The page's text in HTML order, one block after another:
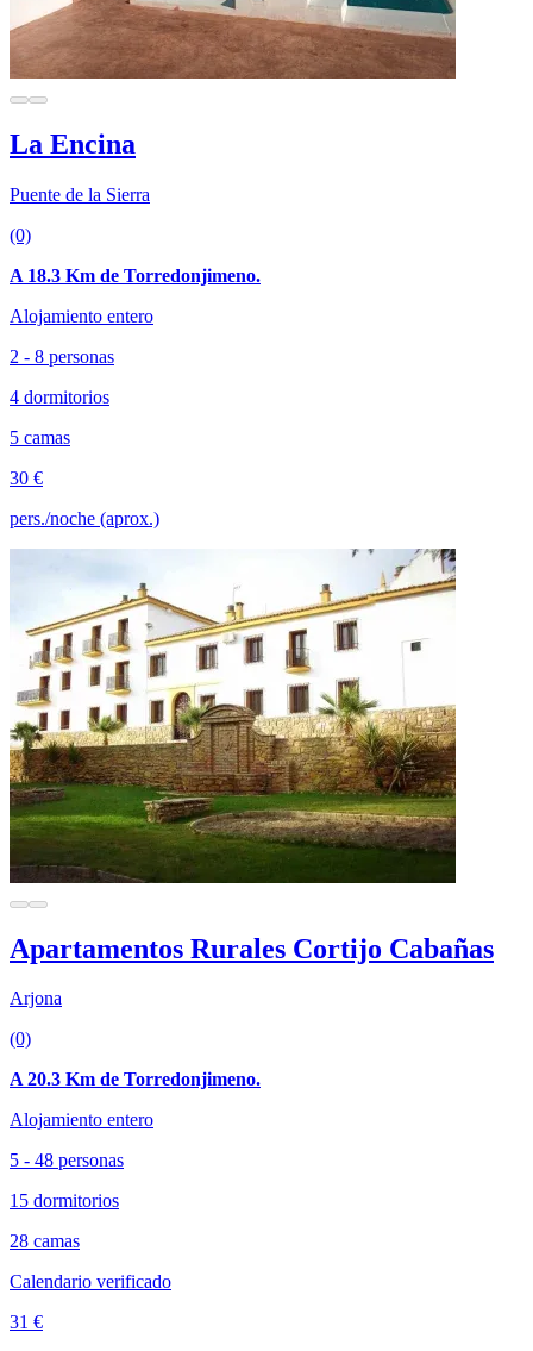
La Encina
Puente de la Sierra
(0)
A 18.3 Km de Torredonjimeno.
Alojamiento entero
2 - 8 personas
4 dormitorios
5 camas
30 €
pers./noche (aprox.)
Apartamentos Rurales Cortijo Cabañas
Arjona
(0)
A 20.3 Km de Torredonjimeno.
Alojamiento entero
5 - 48 personas
15 dormitorios
28 camas
Calendario verificado
31 €